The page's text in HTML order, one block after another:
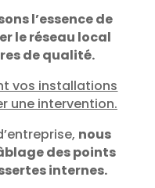
l’essence de
le réseau local
de qualité.
vos installations
une intervention.
nous
des points
internes.